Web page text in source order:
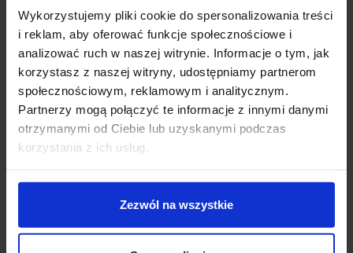
Wykorzystujemy pliki cookie do spersonalizowania treści
i reklam, aby oferować funkcje społecznościowe i
analizować ruch w naszej witrynie. Informacje o tym, jak
korzystasz z naszej witryny, udostępniamy partnerom
społecznościowym, reklamowym i analitycznym.
Partnerzy mogą połączyć te informacje z innymi danymi
otrzymanymi od Ciebie lub uzyskanymi podczas
korzystania z ich usług.
Zezwól na wszystkie
3730lm,
114cm/18,5W: 2160-2480lm, 114cm/38W: 4330-
4970lm,
142cm/23,5W: 2710-3110lm, 142cm/47,5W: 5420-
6220lm,
170cm/28,5W: 2820-3240lm, 170cm/56,5W: 5650-
6490lm,
198cm/33W: 3290-3780lm, 198cm/66W: 6590-
Kolory czarny, biały
Sposób montażu natynkowo
CRI 90